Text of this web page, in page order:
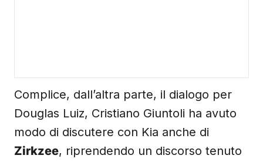
Complice, dall’altra parte, il dialogo per
Douglas Luiz, Cristiano Giuntoli ha avuto
modo di discutere con Kia anche di
Zirkzee, riprendendo un discorso tenuto